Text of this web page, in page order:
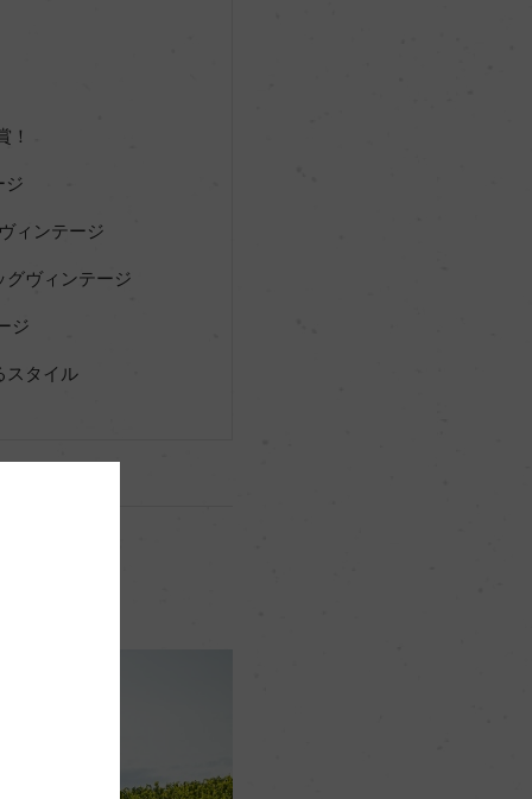
ジ
ィンテージ
グヴィンテージ
ジ
スタイル